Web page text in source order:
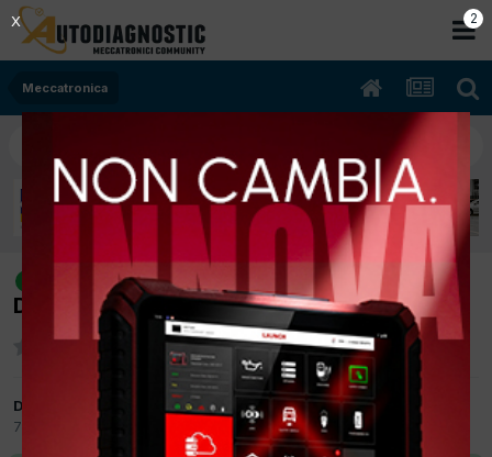
Meccatronica
[Scudo 02/2009 1560cc 9hu 66Kw
Diesel] Non va oltre i 2500 giri
Da skyfox
7 Gennaio 2013
2
X